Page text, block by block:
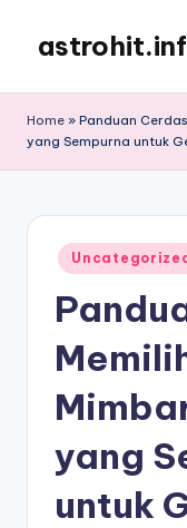
content
Akurat
Home » Panduan
yang Sempurna untuk
Posted
in
Uncategorized
yang
untuk